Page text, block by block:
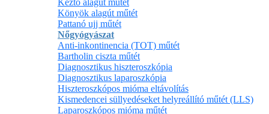
Kéztő alagút műtét
Könyök alagút műtét
Pattanó ujj műtét
Nőgyógyászat
Anti-inkontinencia (TOT) műtét
Bartholin ciszta műtét
Diagnosztikus hiszteroszkópia
Diagnosztikus laparoszkópia
Hiszteroszkópos mióma eltávolítás
Kismedencei süllyedéseket helyreállító műtét (LLS)
Laparoszkópos mióma műtét